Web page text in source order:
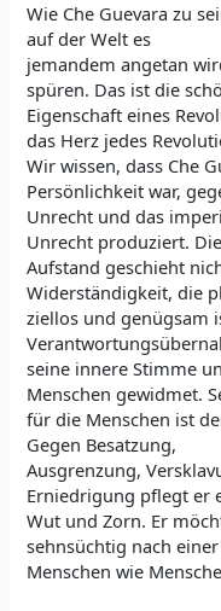
Wie Che Guevara zu
auf der Welt es
jemandem angetan
spüren. Das ist die
Eigenschaft eines
das Herz jedes
Wir wissen, dass Che
Persönlichkeit war,
Unrecht und das
Unrecht produziert.
Aufstand geschieht
Widerständigkeit, die
ziellos und genügsam
seine innere Stimme
Menschen gewidmet.
für die Menschen ist
Gegen Besatzung,
Ausgrenzung,
Erniedrigung pflegt er
Wut und Zorn. Er
sehnsüchtig nach
Menschen wie